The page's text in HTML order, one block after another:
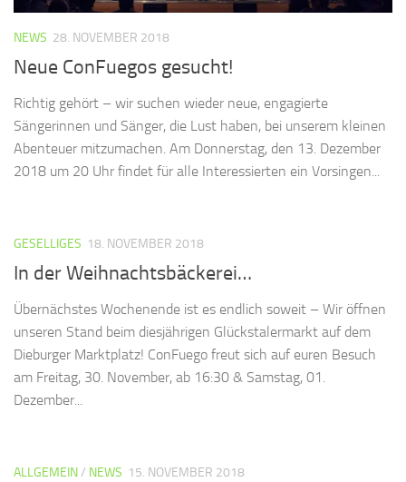
NEWS 28. NOVEMBER 2018
Neue ConFuegos gesucht!
Richtig gehört – wir suchen wieder neue, engagierte
Sängerinnen und Sänger, die Lust haben, bei unserem kleinen
Abenteuer mitzumachen. Am Donnerstag, den 13. Dezember
2018 um 20 Uhr findet für alle Interessierten ein Vorsingen...
GESELLIGES 18. NOVEMBER 2018
In der Weihnachtsbäckerei…
Übernächstes Wochenende ist es endlich soweit – Wir öffnen
unseren Stand beim diesjährigen Glückstalermarkt auf dem
Dieburger Marktplatz! ConFuego freut sich auf euren Besuch
am Freitag, 30. November, ab 16:30 & Samstag, 01.
Dezember...
ALLGEMEIN/ NEWS 15. NOVEMBER 2018